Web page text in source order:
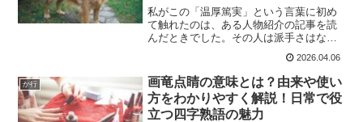
私がこの「温厚篤実」という言葉に初め
て触れたのは、ある人物紹介の記事を読
んだときでした。その人は派手さはない
書かれていて、その理由として「温厚篤
実な人柄」と表現されていました。正
直、そのときの私は意味がよ...
2026.04.06
か行
画竜点睛の意味とは？由来や使い
方をわかりやすく解説！日常で役
立つ四字熟語の魅力